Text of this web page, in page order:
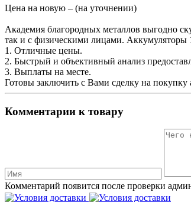
Цена на новую – (на уточнении)
Академия благородных металлов выгодно
так и с физическими лицами.
1. Отличные цены.
2. Быстрый и объективный анализ
3. Выплаты на месте.
Готовы заключить с Вами сделку на
Комментарии к товару
Комментарий появится после проверки